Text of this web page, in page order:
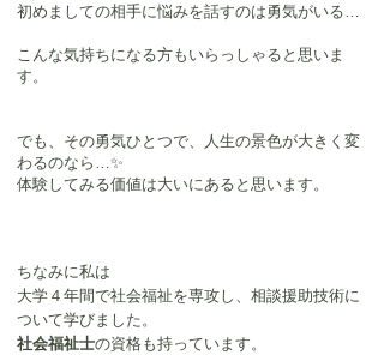
初めましての相手に悩みを話すのは勇気がいる…
こんな気持ちになる方もいらっしゃると思いま
す。
でも、その勇気ひとつで、人生の景色が大きく変
わるのなら…✨
体験してみる価値は大いにあると思います。
ちなみに私は
大学４年間で社会福祉を専攻し、相談援助技術に
ついて学びました。
社会福祉士の資格も持っています。